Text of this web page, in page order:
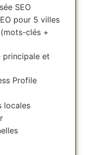
SEO
pour 5 villes
clés +
principale et
Profile
locales